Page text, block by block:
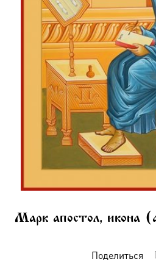
Марк апостол, икона
Поделиться